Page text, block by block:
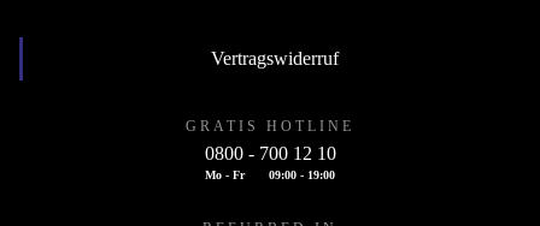
Vertragswiderruf
GRATIS HOTLINE
0800 - 700 12 10
Mo - Fr 09:00 - 19:00